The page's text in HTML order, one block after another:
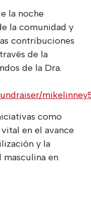
la noche
la comunidad y
contribuciones
de la
de la Dra.
como
en el avance
y la
en